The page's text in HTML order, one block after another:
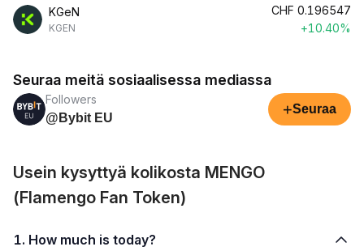
KGeN
KGEN
CHF 0.196547
+10.40%
Seuraa meitä sosiaalisessa mediassa
Followers
@Bybit EU
+Seuraa
Usein kysyttyä kolikosta MENGO
(Flamengo Fan Token)
1. How much is today?